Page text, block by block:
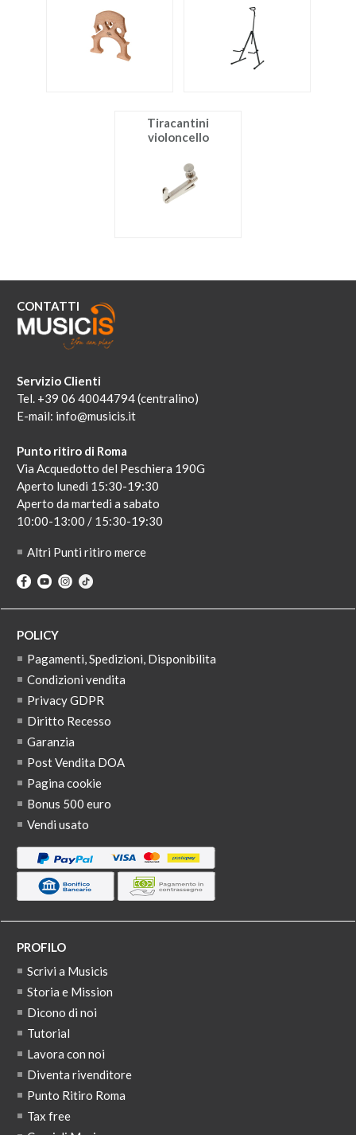
Tiracantini
violoncello
CONTATTI
Servizio Clienti
Tel. +39 06 40044794 (centralino)
E-mail: info@musicis.it
Punto ritiro di Roma
Via Acquedotto del Peschiera 190G
Aperto lunedi 15:30-19:30
Aperto da martedi a sabato
10:00-13:00 / 15:30-19:30
Altri Punti ritiro merce
POLICY
Pagamenti, Spedizioni, Disponibilita
Condizioni vendita
Privacy GDPR
Diritto Recesso
Garanzia
Post Vendita DOA
Pagina cookie
Bonus 500 euro
Vendi usato
PROFILO
Scrivi a Musicis
Storia e Mission
Dicono di noi
Tutorial
Lavora con noi
Diventa rivenditore
Punto Ritiro Roma
Tax free